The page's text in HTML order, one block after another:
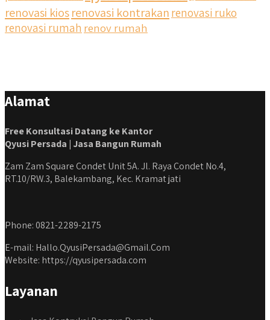
renovasi kiosrenovasi kontrakanrenovasi ruko
renovasi rumah renov rumah
Alamat
Free Konsultasi Datang ke Kantor
Qyusi Persada | Jasa Bangun Rumah
Zam Zam Square Condet Unit 5A. Jl. Raya Condet No.4,
RT.10/RW.3, Balekambang, Kec. Kramat jati
Phone: 0821-2289-2175
E-mail: Hallo.QyusiPersada@Gmail.Com
Website: https://qyusipersada.com
Layanan